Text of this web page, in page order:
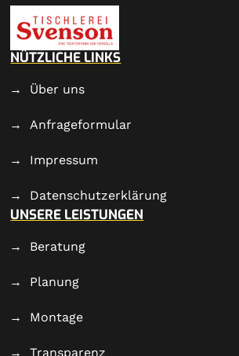
NÜTZLICHE LINKS
Über uns
Anfrageformular
Impressum
Datenschutzerklärung
UNSERE LEISTUNGEN
Beratung
Planung
Montage
Transparenz